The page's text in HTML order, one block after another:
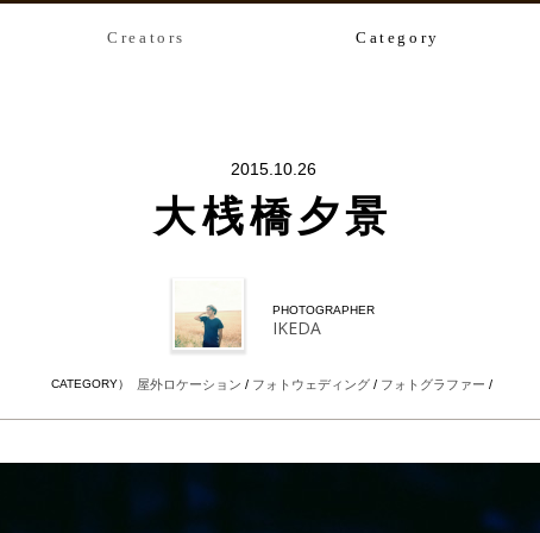
Creators Category
2015.10.26
大桟橋夕景
PHOTOGRAPHER
IKEDA
CATEGORY） 屋外ロケーション / フォトウェディング / フォトグラファー /